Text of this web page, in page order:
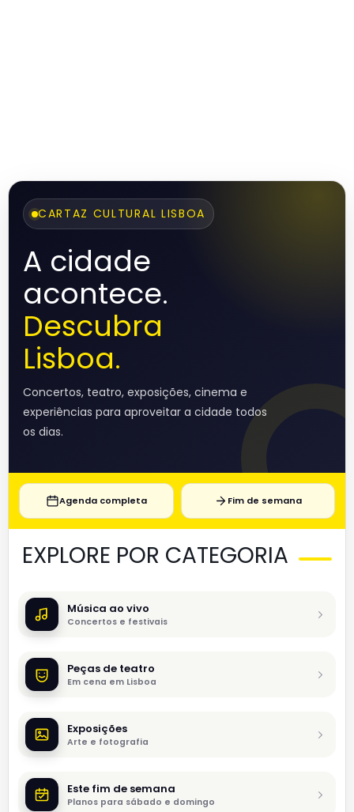
CARTAZ CULTURAL LISBOA
A cidade
acontece.
Descubra
Lisboa.
Concertos, teatro, exposições, cinema e
experiências para aproveitar a cidade todos
os dias.
Agenda completa Fim de semana
EXPLORE POR CATEGORIA
Música ao vivo
Concertos e festivais
Peças de teatro
Em cena em Lisboa
Exposições
Arte e fotografia
Este fim de semana
Planos para sábado e domingo